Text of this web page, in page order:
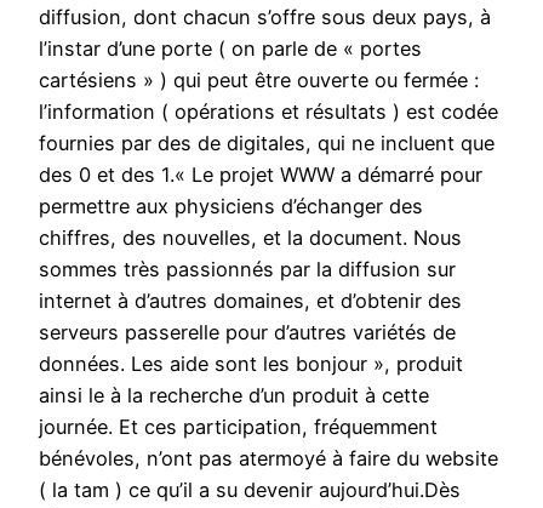
diffusion, dont chacun s’offre sous deux pays, à
l’instar d’une porte ( on parle de « portes
cartésiens » ) qui peut être ouverte ou fermée :
l’information ( opérations et résultats ) est codée
fournies par des de digitales, qui ne incluent que
des 0 et des 1.« Le projet WWW a démarré pour
permettre aux physiciens d’échanger des
chiffres, des nouvelles, et la document. Nous
sommes très passionnés par la diffusion sur
internet à d’autres domaines, et d’obtenir des
serveurs passerelle pour d’autres variétés de
données. Les aide sont les bonjour », produit
ainsi le à la recherche d’un produit à cette
journée. Et ces participation, fréquemment
bénévoles, n’ont pas atermoyé à faire du website
( la tam ) ce qu’il a su devenir aujourd’hui.Dès